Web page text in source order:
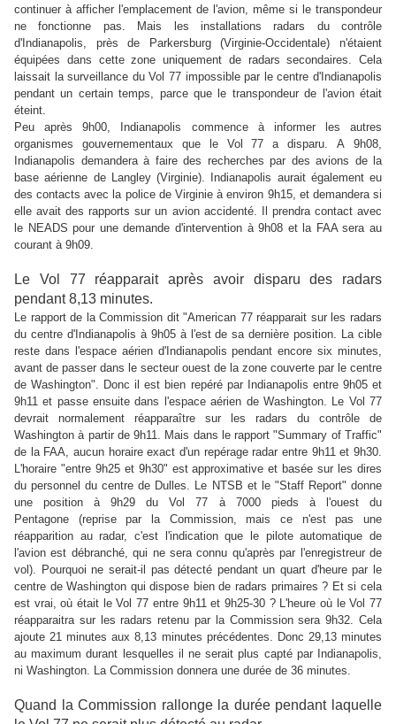
continuer à afficher l'emplacement de l'avion, même si le transpondeur
ne fonctionne pas. Mais les installations radars du contrôle
d'Indianapolis, près de Parkersburg (Virginie-Occidentale) n'étaient
équipées dans cette zone uniquement de radars secondaires. Cela
laissait la surveillance du Vol 77 impossible par le centre d'Indianapolis
pendant un certain temps, parce que le transpondeur de l'avion était
éteint.
Peu après 9h00, Indianapolis commence à informer les autres
organismes gouvernementaux que le Vol 77 a disparu. A 9h08,
Indianapolis demandera à faire des recherches par des avions de la
base aérienne de Langley (Virginie). Indianapolis aurait également eu
des contacts avec la police de Virginie à environ 9h15, et demandera si
elle avait des rapports sur un avion accidenté. Il prendra contact avec
le NEADS pour une demande d'intervention à 9h08 et la FAA sera au
courant à 9h09.
Le Vol 77 réapparait après avoir disparu des radars
pendant 8,13 minutes.
Le rapport de la Commission dit "American 77 réapparait sur les radars
du centre d'Indianapolis à 9h05 à l'est de sa dernière position. La cible
reste dans l'espace aérien d'Indianapolis pendant encore six minutes,
avant de passer dans le secteur ouest de la zone couverte par le centre
de Washington". Donc il est bien repéré par Indianapolis entre 9h05 et
9h11 et passe ensuite dans l'espace aérien de Washington. Le Vol 77
devrait normalement réapparaître sur ​​les radars du contrôle de
Washington à partir de 9h11. Mais dans le rapport "Summary of Traffic"
de la FAA, aucun horaire exact d'un repérage radar entre 9h11 et 9h30.
L'horaire "entre 9h25 et 9h30" est approximative et basée sur les dires
du personnel du centre de Dulles. Le NTSB et le "Staff Report" donne
une position à 9h29 du Vol 77 à 7000 pieds à l'ouest du
Pentagone (reprise par la Commission, mais ce n'est pas une
réapparition au radar, c'est l'indication que le pilote automatique de
l'avion est débranché, qui ne sera connu qu'après par l'enregistreur de
vol). Pourquoi ne serait-il pas détecté pendant un quart d'heure par le
centre de Washington qui dispose bien de radars primaires ? Et si cela
est vrai, où était le Vol 77 entre 9h11 et 9h25-30 ? L'heure où le Vol 77
réapparaitra sur les radars retenu par la Commission sera 9h32. Cela
ajoute 21 minutes aux 8,13 minutes précédentes. Donc 29,13 minutes
au maximum durant lesquelles il ne serait plus capté par Indianapolis,
ni Washington. La Commission donnera une durée de 36 minutes.
Quand la Commission rallonge la durée pendant laquelle